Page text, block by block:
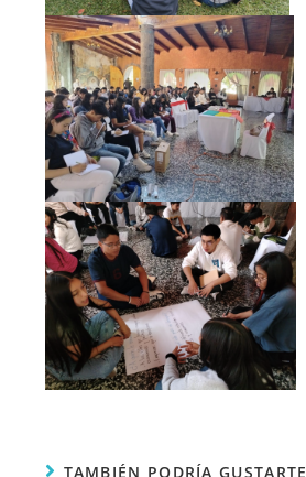
TAMBIÉN PODRÍA GUSTARTE